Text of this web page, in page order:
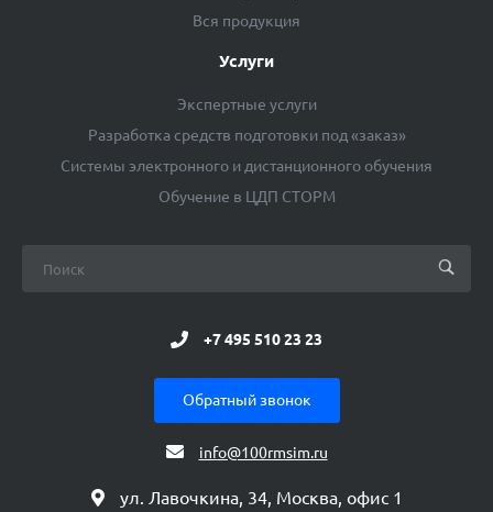
Вся продукция
Услуги
Экспертные услуги
Разработка средств подготовки под «заказ»
Системы электронного и дистанционного обучения
Обучение в ЦДП СТОРМ
+7 495 510 23 23
Обратный звонок
info@100rmsim.ru
ул. Лавочкина, 34, Москва, офис 1